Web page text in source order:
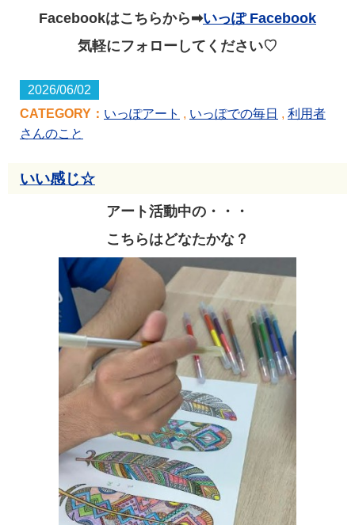
Facebookはこちらから➡いっぽ Facebook
気軽にフォローしてください♡
2026/06/02
CATEGORY： いっぽアート , いっぽでの毎日 , 利用者
さんのこと
いい感じ☆
アート活動中の・・・
こちらはどなたかな？